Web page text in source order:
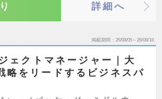
詳細へ
掲載期間 26/08/05～26/08/18
ェクトマネージャー｜大
略をリードするビジネスパ